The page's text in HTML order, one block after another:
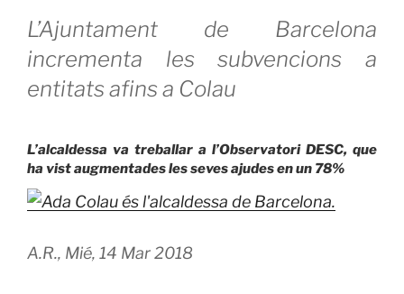
L’Ajuntament de Barcelona
incrementa les subvencions a
entitats afins a Colau
L’alcaldessa va treballar a l’Observatori DESC, que
ha vist augmentades les seves ajudes en un 78%
A.R., Mié, 14 Mar 2018